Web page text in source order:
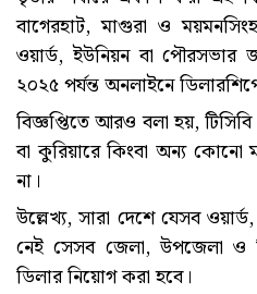
বাগেরহাট, মাগুরা ও
ওয়ার্ড, ইউনিয়ন বা
২০২৫ পর্যন্ত অনলাইনে
বিজ্ঞপ্তিতে আরও বলা হয়,
বা কুরিয়ারে কিংবা অন্য কোনো
না।
উল্লেখ্য, সারা দেশে যেসব
নেই সেসব জেলা, উপজেলা ও
ডিলার নিয়োগ করা হবে।